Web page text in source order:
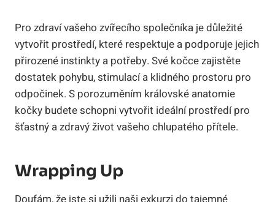
Pro zdraví vašeho zvířecího společníka je důležité
vytvořit prostředí, které respektuje a podporuje jejich
přirozené instinkty a potřeby. Své kočce zajistěte
dostatek pohybu, stimulací a klidného prostoru pro
odpočinek. S porozuměním královské anatomie
kočky budete schopni vytvořit ideální prostředí pro
šťastný a zdravý život vašeho chlupatého přítele.
Wrapping Up